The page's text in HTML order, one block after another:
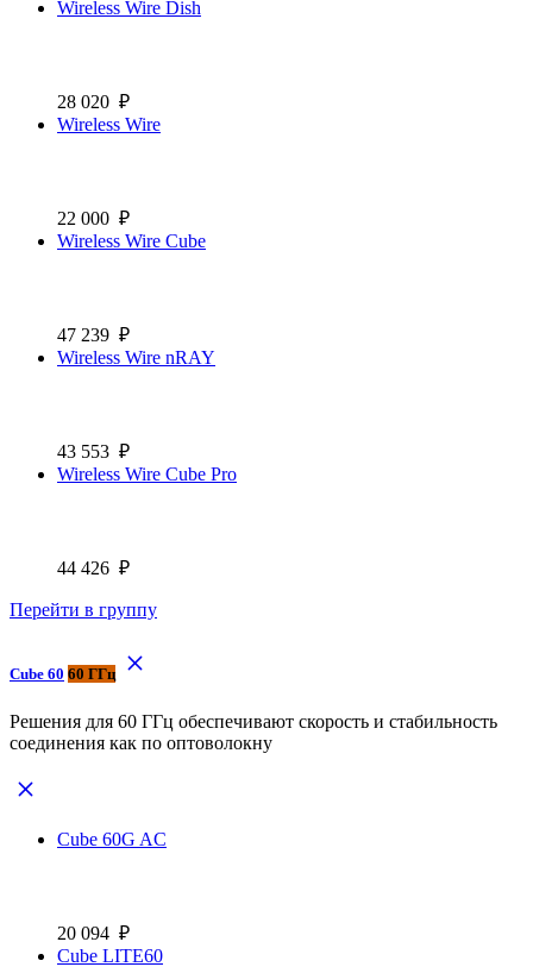
Wireless Wire Dish
28 020 ₽
Wireless Wire
22 000 ₽
Wireless Wire Cube
47 239 ₽
Wireless Wire nRAY
43 553 ₽
Wireless Wire Cube Pro
44 426 ₽
Перейти в группу
Cube 60 60 ГГц
Решения для 60 ГГц обеспечивают скорость и стабильность
соединения как по оптоволокну
Cube 60G AC
20 094 ₽
Cube LITE60